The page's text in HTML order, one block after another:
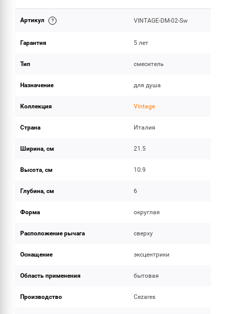
ОБЪЕМ ПОСТАВКИ
Артикул VINTAGE-DM-02-Sw
Гарантия 5 лет
Тип смеситель
Назначение для душа
Коллекция Vintage
Страна Италия
Ширина, см 21.5
Высота, см 10.9
Глубина, см 6
Форма округлая
Расположение рычага сверху
Оснащение эксцентрики
Область применения бытовая
Производство Cezares